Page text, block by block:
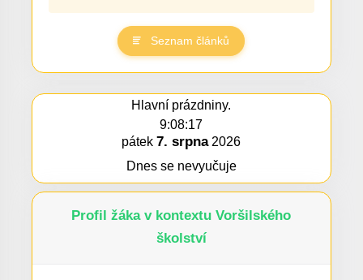
Seznam článků
Hlavní prázdniny.
9:08:17
pátek7. srpna2026
Dnes se nevyučuje
Profil žáka v kontextu Voršilského
školství